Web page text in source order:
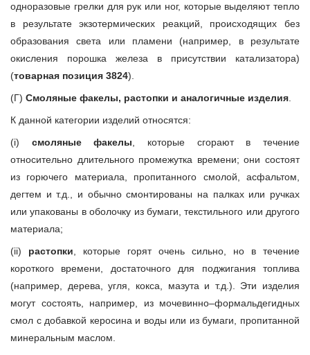
одноразовые грелки для рук или ног, которые выделяют тепло
в результате экзотермических реакций, происходящих без
образования света или пламени (например, в результате
окисления порошка железа в присутствии катализатора)
(товарная позиция 3824).
(Г) Смоляные факелы, растопки и аналогичные изделия
К данной категории изделий относятся:
(i) смоляные факелы , которые сгорают в течение
относительно длительного промежутка времени; они состоят
из горючего материала, пропитанного смолой, асфальтом,
дегтем и т.д., и обычно смонтированы на палках или ручках
или упакованы в оболочку из бумаги, текстильного или другого
материала;
(ii) растопки , которые горят очень сильно, но в течение
короткого времени, достаточного для поджигания топлива
(например, дерева, угля, кокса, мазута и т.д.). Эти изделия
могут состоять, например, из мочевинно–формальдегидных
смол с добавкой керосина и воды или из бумаги, пропитанной
минеральным маслом.